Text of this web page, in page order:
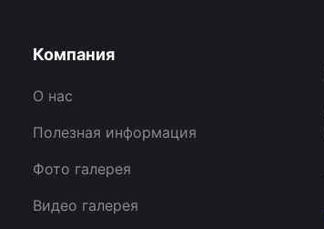
Компания
О нас
Полезная информация
Фото галерея
Видео галерея